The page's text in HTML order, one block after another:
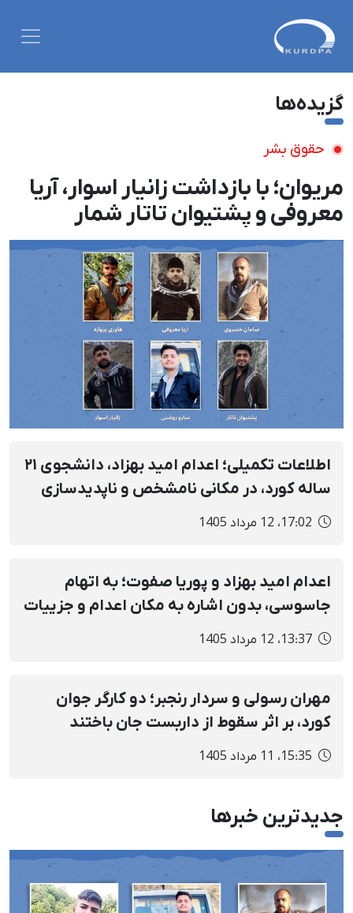
گزیده‌ها
حقوق بشر
مریوان؛ با بازداشت زانیار اسوار، آریا
معروفی و پشتیوان تاتار شمار
بازداشت‌های خودسرانه در روستای
«نی» به شش تن افزایش پیدا کرد
اطلاعات تکمیلی؛ اعدام امید بهزاد، دانشجوی ۲۱
ساله کورد، در مکانی نامشخص و ناپدیدسازی
قهری پیکر
17:02، 12 مرداد 1405
اعدام امید بهزاد و پوریا صفوت؛ به اتهام
جاسوسی، بدون اشاره به مکان اعدام و جزییات
پرونده و تنها با انتشار فیلم اعتراف اجباری
13:37، 12 مرداد 1405
مهران رسولی و سردار رنجبر؛ دو کارگر جوان
کورد، بر اثر سقوط از داربست جان باختند
15:35، 11 مرداد 1405
جدیدترین خبرها